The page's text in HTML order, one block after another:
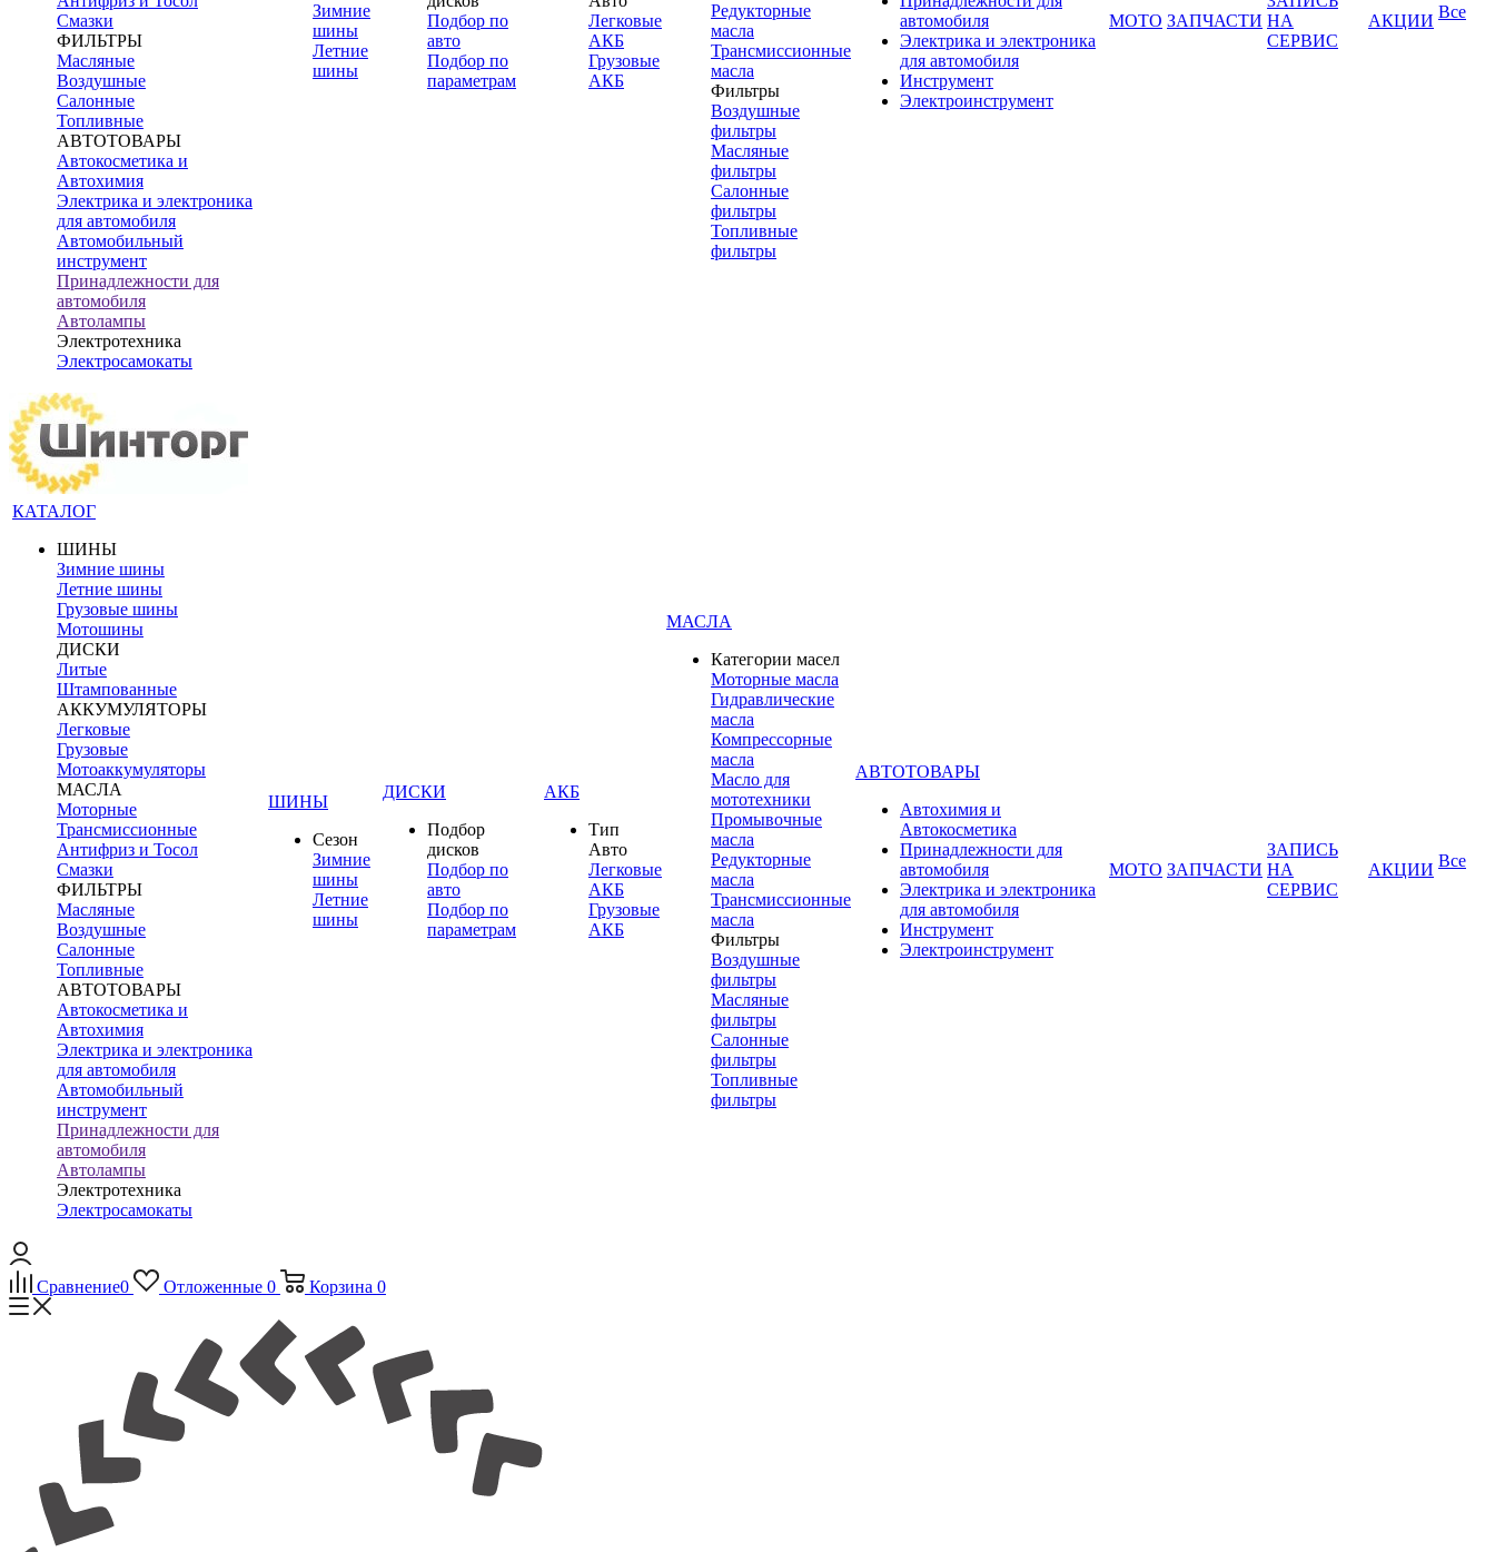
Смазки
ФИЛЬТРЫ
Масляные
Воздушные
Салонные
Топливные
АВТОТОВАРЫ
Автокосметика и
Автохимия
Электрика и электроника
для автомобиля
Автомобильный
инструмент
Принадлежности для
автомобиля
Автолампы
Электротехника
Электросамокаты
Зимние
шины
Летние
шины
Подбор по
авто
Подбор по
параметрам
Легковые
АКБ
Грузовые
АКБ
Редукторные
масла
Трансмиссионные
масла
Фильтры
Воздушные
фильтры
Масляные
фильтры
Салонные
фильтры
Топливные
фильтры
автомобиля
Электрика и электроника
для автомобиля
Инструмент
Электроинструмент
МОТО ЗАПЧАСТИ НА
СЕРВИС
АКЦИИ Все
КАТАЛОГ
ШИНЫ
Зимние шины
Летние шины
Грузовые шины
Мотошины
ДИСКИ
Литые
Штампованные
АККУМУЛЯТОРЫ
Легковые
Грузовые
Мотоаккумуляторы
МАСЛА
Моторные
Трансмиссионные
Антифриз и Тосол
Смазки
ФИЛЬТРЫ
Масляные
Воздушные
Салонные
Топливные
АВТОТОВАРЫ
Автокосметика и
Автохимия
Электрика и электроника
для автомобиля
Автомобильный
инструмент
Принадлежности для
автомобиля
Автолампы
Электротехника
Электросамокаты
ШИНЫ
Сезон
Зимние
шины
Летние
шины
ДИСКИ
Подбор
дисков
Подбор по
авто
Подбор по
параметрам
АКБ
Тип
Авто
Легковые
АКБ
Грузовые
АКБ
МАСЛА
Категории масел
Моторные масла
Гидравлические
масла
Компрессорные
масла
Масло для
мототехники
Промывочные
масла
Редукторные
масла
Трансмиссионные
масла
Фильтры
Воздушные
фильтры
Масляные
фильтры
Салонные
фильтры
Топливные
фильтры
АВТОТОВАРЫ
Автохимия и
Автокосметика
Принадлежности для
автомобиля
Электрика и электроника
для автомобиля
Инструмент
Электроинструмент
МОТО ЗАПЧАСТИ
ЗАПИСЬ
НА
СЕРВИС
АКЦИИ Все
Сравнение0 Отложенные 0 Корзина 0